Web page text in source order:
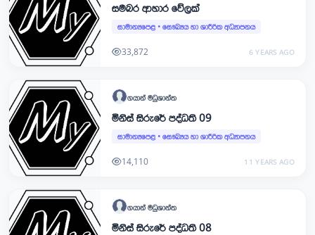
සමබර ආහාර වේලක්
සාමාන්‍යපෙළ • සෞඛ්‍යය හා ශාරීරික අධ්‍යාපනය
33,872 6 YEARS AGO
ගයාන් මධුශාන්ත
මිනිස් සිරුරේ පද්ධති 09
සාමාන්‍යපෙළ • සෞඛ්‍යය හා ශාරීරික අධ්‍යාපනය
14,110 11 YEARS AGO
ගයාන් මධුශාන්ත
මිනිස් සිරුරේ පද්ධති 08